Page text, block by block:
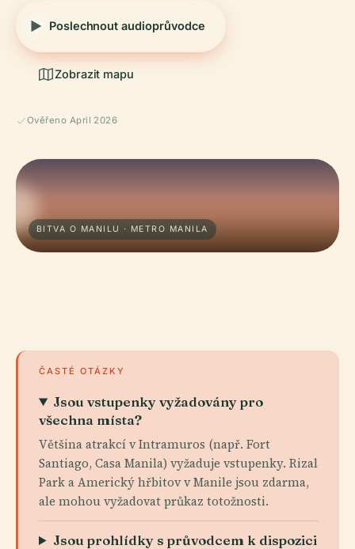
Poslechnout audioprůvodce
Zobrazit mapu
Ověřeno April 2026
BITVA O MANILU · METRO MANILA
ČASTÉ OTÁZKY
Jsou vstupenky vyžadovány pro
všechna místa?
Většina atrakcí v Intramuros (např. Fort
Santiago, Casa Manila) vyžaduje vstupenky. Rizal
Park a Americký hřbitov v Manile jsou zdarma,
ale mohou vyžadovat průkaz totožnosti.
Jsou prohlídky s průvodcem k dispozici